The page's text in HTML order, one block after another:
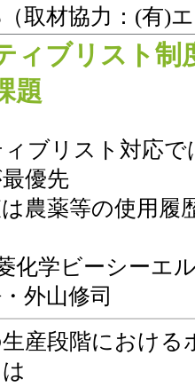
取材協力：(有)
ィブリスト制
題
ブリスト対応
最優先
は農薬等の使用履
化学ビーシーエ
外山修司
産段階における